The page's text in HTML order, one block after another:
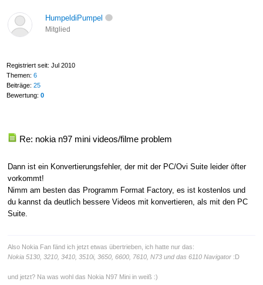
HumpeldiPumpel
Mitglied
Registriert seit: Jul 2010
Themen: 6
Beiträge: 25
Bewertung: 0
Re: nokia n97 mini videos/filme problem
Dann ist ein Konvertierungsfehler, der mit der PC/Ovi Suite leider öfter
vorkommt!
Nimm am besten das Programm Format Factory, es ist kostenlos und
du kannst da deutlich bessere Videos mit konvertieren, als mit den PC
Suite.
Also Nokia Fan fänd ich jetzt etwas übertrieben, ich hatte nur das:
Nokia 5130, 3210, 3410, 3510i, 3650, 6600, 7610, N73 und das 6110 Navigator:D
und jetzt? Na was wohl das Nokia N97 Mini in weiß :)